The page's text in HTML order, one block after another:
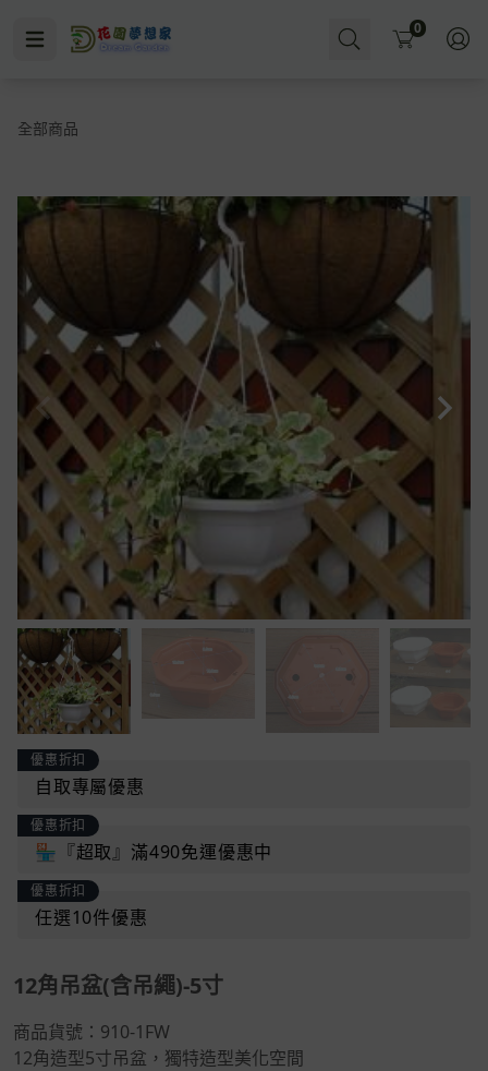
Cart0
全部商品
優惠折扣
自取專屬優惠
優惠折扣
🏪『超取』滿490免運優惠中
優惠折扣
任選10件優惠
12角吊盆(含吊繩)-5寸
商品貨號： 910-1FW
12角造型5寸吊盆，獨特造型美化空間